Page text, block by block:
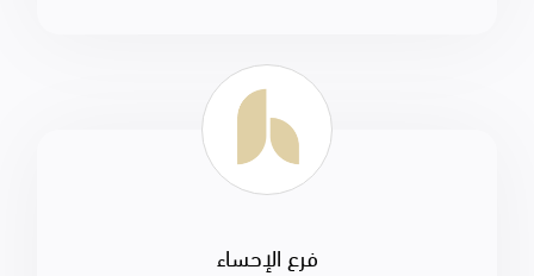
فرع الإحساء